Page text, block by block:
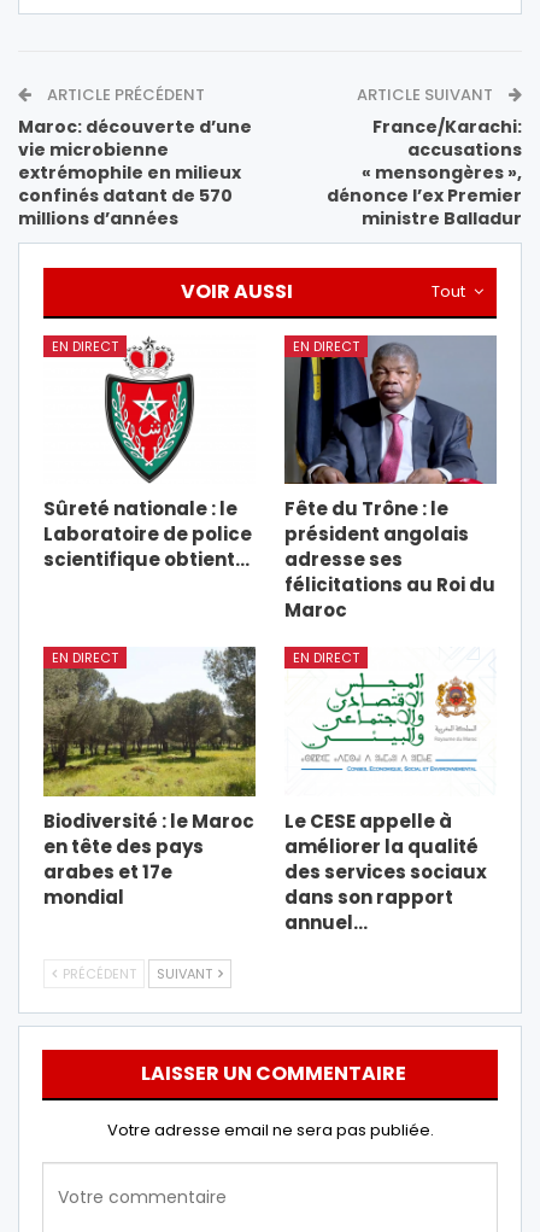
ARTICLE PRÉCÉDENT
Maroc: découverte d’une
vie microbienne
extrémophile en milieux
confinés datant de 570
millions d’années
ARTICLE SUIVANT
France/Karachi:
accusations
« mensongères »,
dénonce l’ex Premier
ministre Balladur
Tout
VOIR AUSSI
EN DIRECT
Sûreté nationale : le
Laboratoire de police
scientifique obtient…
EN DIRECT
Fête du Trône : le
président angolais
adresse ses
félicitations au Roi du
Maroc
EN DIRECT
Biodiversité : le Maroc
en tête des pays
arabes et 17e
mondial
EN DIRECT
Le CESE appelle à
améliorer la qualité
des services sociaux
dans son rapport
annuel…
PRÉCÉDENT SUIVANT
LAISSER UN COMMENTAIRE
Votre adresse email ne sera pas publiée.